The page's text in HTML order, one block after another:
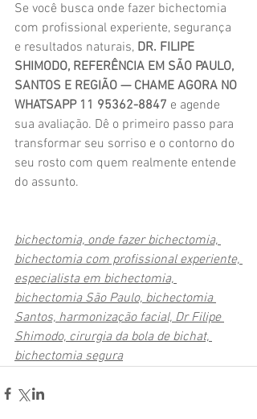
Se você busca onde fazer bichectomia
com profissional experiente, segurança
e resultados naturais, DR. FILIPE
SHIMODO, REFERÊNCIA EM SÃO PAULO,
SANTOS E REGIÃO — CHAME AGORA NO
WHATSAPP 11 95362-8847 e agende
sua avaliação. Dê o primeiro passo para
transformar seu sorriso e o contorno do
seu rosto com quem realmente entende
do assunto.
bichectomia, onde fazer bichectomia,
bichectomia com profissional experiente,
especialista em bichectomia,
bichectomia São Paulo, bichectomia
Santos, harmonização facial, Dr Filipe
Shimodo, cirurgia da bola de bichat,
bichectomia segura